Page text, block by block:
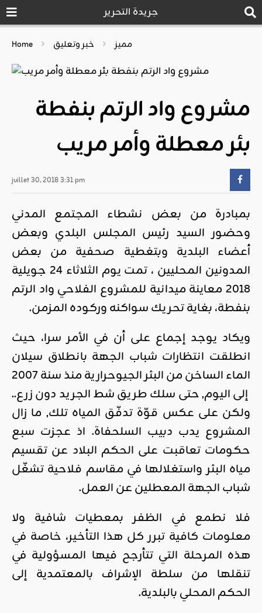
جريدة التحرير
Home مميز خبر وتعليق
مشروع واد الرتم بنفطة
بئر معطلة وأمر مريب
juillet 30, 2018 3:31 pm
بمبادرة من بعض نشطاء المجتمع المدني
وحضور السيد رئيس المجلس البلدي وبعض
أعضاء البلدية وبتغطية صحفية من بعض
المدونين المحليين ، تمت يوم الثلاثاء 24 جويلية
2018 معاينة ميدانية للمشروع الفلاحي واد الرتم
بنفطة، بغاية تحريك سواكنه وركوده المزمن.
ويكاد يوجد إجماع على أن في الأمر سرا، حيث
انطلقت انتظارات شباب الجهة بانطلاق سيلان
الماء الساخن من البئر الجيوحرارية منذ سنة 2007
إلى اليوم, حتى سلك طريق شط الجريد دون زرع..
ولكن على عكس قوّة تدفّق المياه تلك, ما زال
المشروع يدب دبيب السلحفاة. اذ عجزت سبع
حكومات تعاقبت على الحكم البلاد عن تقسيم
مياه البئر واستغلالها في مقاسم فلاحية تشغّل
شباب الجهة المعطلين عن العمل.
فلا نطمع في الظفر بمعطيات شافية ولا
معلومات كافية تبرر كل هذا التأخير، خاصة في
هذه المرحلة التي تتأرجح فيها المسؤولية في
تنقلها من سلطة الإشراف بالمعتمدية إلى
الحكم المحلي بالبلدية.